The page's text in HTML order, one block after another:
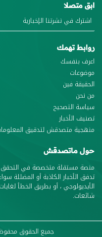
ابق متصلا
روابط تهمك
اعرف بنفسك
موضوعات
الحقيقة فين
من نحن
سياسة التصحيح
تصنيف الأخبار
منهجية متصدقش لتدقيق
حول ماتصدقش
منصة مستقلة متخصصة في التحقق
تدفق الأخبار الكاذبة أو المضللة
الأيديولوجي ، أو بطريق الخطأ
شائعات.
جميع الحقوق